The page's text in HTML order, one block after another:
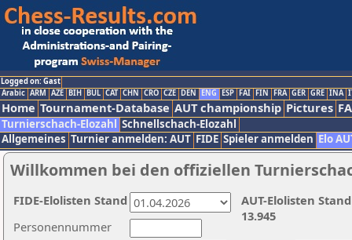
Logged on: Gast
Arabic ARM AZE BIH BUL CAT CHN CRO CZE DEN ENG ESP FAI FIN FRA GER GRE INA
Home Tournament-Database AUT championship Pictures
Turnierschach-Elozahl Schnellschach-Elozahl
Allgemeines Turnier anmelden: AUT FIDE Spieler anmelden Elo
Willkommen bei den offiziellen
Personennummer
AUT-Elolisten
13.945
FIDE-Elolisten Stand